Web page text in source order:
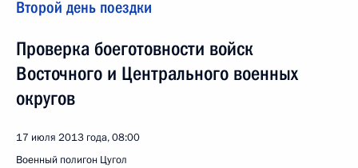
Второй день поездки
Проверка боеготовности войск
Восточного и Центрального военных
округов
17 июля 2013 года, 08:00
Военный полигон Цугол